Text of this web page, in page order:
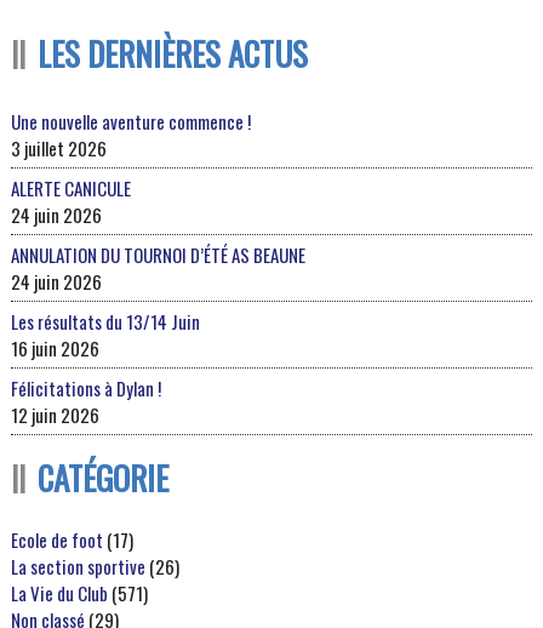
LES DERNIÈRES ACTUS
Une nouvelle aventure commence !
3 juillet 2026
ALERTE CANICULE
24 juin 2026
ANNULATION DU TOURNOI D’ÉTÉ AS BEAUNE
24 juin 2026
Les résultats du 13/14 Juin
16 juin 2026
Félicitations à Dylan !
12 juin 2026
CATÉGORIE
Ecole de foot (17)
La section sportive (26)
La Vie du Club (571)
Non classé (29)